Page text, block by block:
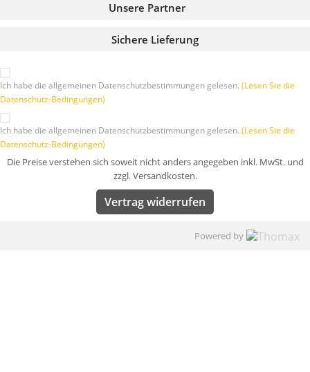
Sichere Lieferung
Unsere Partner
Ich habe die allgemeinen Datenschutzbestimmungen gelesen. (Lesen Sie die
Datenschutz-Bedingungen)
Ich habe die allgemeinen Datenschutzbestimmungen gelesen. (Lesen Sie die
Datenschutz-Bedingungen)
Die Preise verstehen sich soweit nicht anders angegeben inkl. MwSt. und
zzgl. Versandkosten.
Vertrag widerrufen
Powered by